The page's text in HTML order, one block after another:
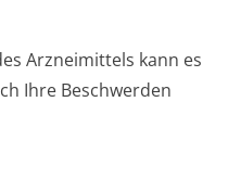
Arzneimittels kann es
Ihre Beschwerden